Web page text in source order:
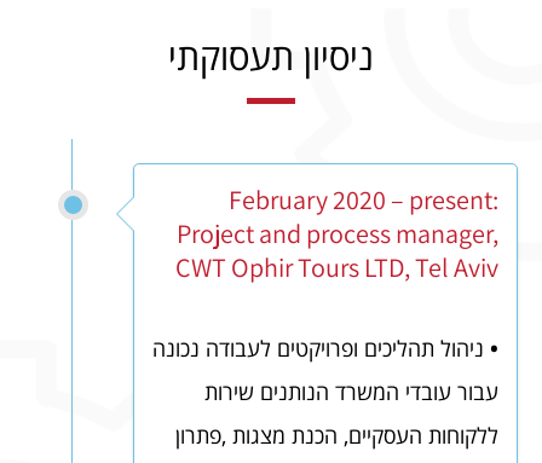
ניסיון תעסוקתי
February 2020 – present:
Project and process manager,
CWT Ophir Tours LTD, Tel Aviv
• ניהול תהליכים ופרויקטים לעבודה נכונה
עבור עובדי המשרד הנותנים שירות
ללקוחות העסקיים, הכנת מצגות ,פתרון